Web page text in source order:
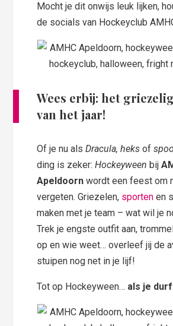
Mocht je dit onwijs leuk lijken,
de socials van Hockeyclub
Wees erbij: het
van het jaar!
Of je nu alsDracula, heksof
ding is zeker:Hockeyween bij
Apeldoorn wordt een feest om
vergeten. Griezelen, sporten en
maken met je team – wat wil je
Trek je engste outfit aan,
op en wie weet… overleef jij de
stuipen nog net in je lijf!
Tot op Hockeyween… als je